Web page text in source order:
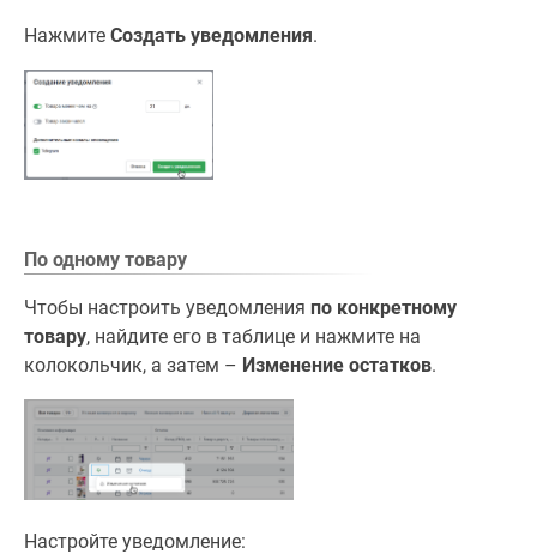
Нажмите Создать уведомления.
По одному товару
Чтобы настроить уведомления по конкретному
товару, найдите его в таблице и нажмите на
колокольчик, а затем – Изменение остатков.
Настройте уведомление: